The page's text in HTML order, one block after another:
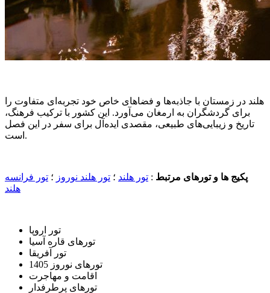
هلند در زمستان با جاذبه‌ها و فضاهای خاص خود تجربه‌ای متفاوت را
برای گردشگران به ارمغان می‌آورد. این کشور با ترکیب فرهنگ،
تاریخ و زیبایی‌های طبیعی، مقصدی ایده‌آل برای سفر در این فصل
است.
پکیج ها و تورهای مرتبط : تور هلند ؛ تور هلند نوروز ؛ تور فرانسه
هلند
تور اروپا
تورهای قاره آسیا
تور آفریقا
تورهای نوروز 1405
اقامت و مهاجرت
تورهای پرطرفدار